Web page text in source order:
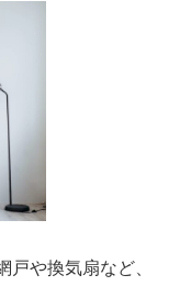
戸や換気扇など、